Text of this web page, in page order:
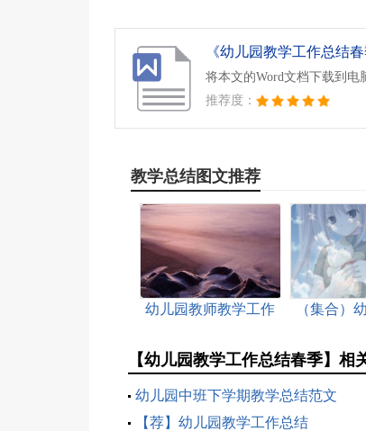
《幼儿园教学工作总结春
将本文的Word文档下载到电
推荐度：
教学总结图文推荐
幼儿园教师教学工作
（集合）
【幼儿园教学工作总结春季】相
幼儿园中班下学期教学总结范文
【荐】幼儿园教学工作总结